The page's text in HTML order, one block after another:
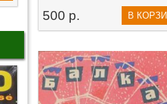
500 р. В